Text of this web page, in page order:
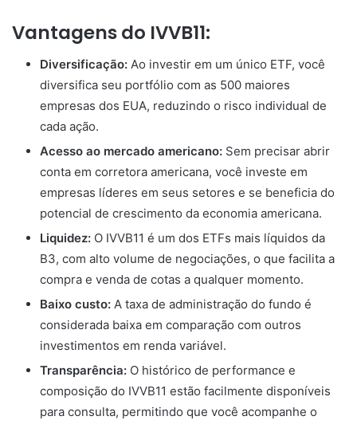
Vantagens do IVVB11:
Diversificação: Ao investir em um único ETF, você
diversifica seu portfólio com as 500 maiores
empresas dos EUA, reduzindo o risco individual de
cada ação.
Acesso ao mercado americano: Sem precisar abrir
conta em corretora americana, você investe em
empresas líderes em seus setores e se beneficia do
potencial de crescimento da economia americana.
Liquidez: O IVVB11 é um dos ETFs mais líquidos da
B3, com alto volume de negociações, o que facilita a
compra e venda de cotas a qualquer momento.
Baixo custo: A taxa de administração do fundo é
considerada baixa em comparação com outros
investimentos em renda variável.
Transparência: O histórico de performance e
composição do IVVB11 estão facilmente disponíveis
para consulta, permitindo que você acompanhe o